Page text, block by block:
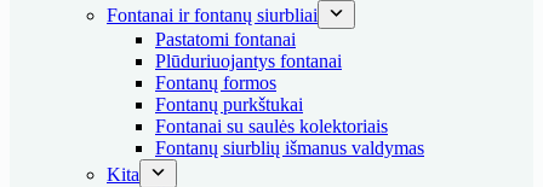
Fontanai ir fontanų siurbliai
Pastatomi fontanai
Plūduriuojantys fontanai
Fontanų formos
Fontanų purkštukai
Fontanai su saulės kolektoriais
Fontanų siurblių išmanus valdymas
Kita